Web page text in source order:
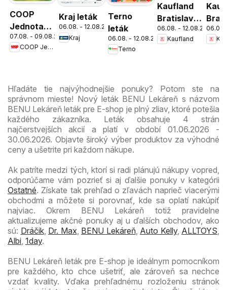
COOP
Jednota
cez víkend
ešte
07.08. - 09.08.2026
COOP Jednota
Kraj leták
06.08. - 12.08.2026
Kraj
Terno
leták
06.08. - 12.08.2026
Terno
Kaufland
Bratislava-
Patrónka
leták
06.08. - 12.08.2026
Kaufland
Nové
06.08.
Hľadáte tie najvýhodnejšie ponuky? Potom ste na
správnom mieste! Nový leták BENU Lekáreň s názvom
BENU Lekáreň leták pre E-shop je plný zliav, ktoré potešia
každého zákazníka. Leták obsahuje 4 strán
najčerstvejších akcií a platí v období 01.06.2026 -
30.06.2026. Objavte široký výber produktov za výhodné
ceny a ušetrite pri každom nákupe.
Ak patríte medzi tých, ktorí si radi plánujú nákupy vopred,
odporúčame vám pozrieť si aj ďalšie ponuky v kategórii
Ostatné. Získate tak prehľad o zľavách naprieč viacerými
obchodmi a môžete si porovnať, kde sa oplatí nakúpiť
najviac. Okrem BENU Lekáreň totiž pravidelne
aktualizujeme akčné ponuky aj u ďalších obchodov, ako
sú: Dráčik, Dr. Max BENU Lekáreň, Auto Kelly, ALLTOYS
Albi 1day.
BENU Lekáreň leták pre E-shop je ideálnym pomocníkom
pre každého, kto chce ušetriť, ale zároveň sa nechce
vzdať kvality. Vďaka prehľadnému rozloženiu stránok